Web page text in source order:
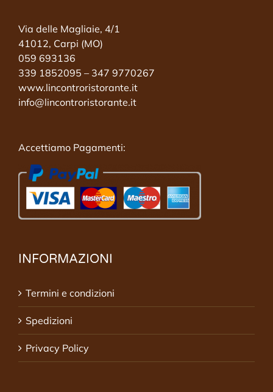
Via delle Magliaie, 4/1
41012, Carpi (MO)
059 693136
339 1852095 – 347 9770267
www.lincontroristorante.it
info@lincontroristorante.it
Accettiamo Pagamenti:
INFORMAZIONI
Termini e condizioni
Spedizioni
Privacy Policy